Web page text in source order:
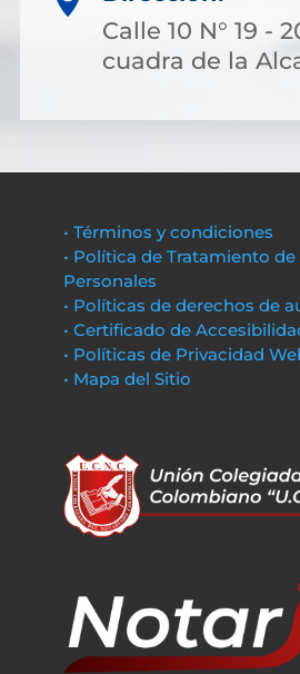
Calle 10 N° 19 -
cuadra de la
• Términos y condiciones
• Política de Tratamiento de
Personales
• Políticas de derechos de
• Certificado de
• Políticas de Privacidad
• Mapa del Sitio